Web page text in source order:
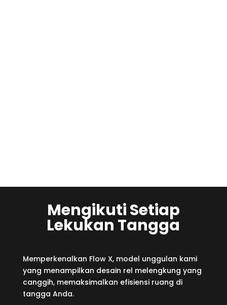
Mengikuti Setiap
Lekukan Tangga
Memperkenalkan Flow X, model unggulan kami
yang menampilkan desain rel melengkung yang
canggih, memaksimalkan efisiensi ruang di
tangga Anda.